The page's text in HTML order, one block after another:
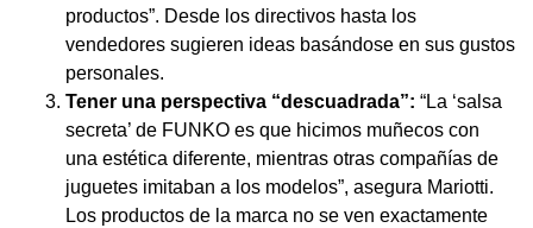
productos”. Desde los directivos hasta los
vendedores sugieren ideas basándose en sus gustos
personales.
Tener una perspectiva “descuadrada”: “La ‘salsa
secreta’ de FUNKO es que hicimos muñecos con
una estética diferente, mientras otras compañías de
juguetes imitaban a los modelos”, asegura Mariotti.
Los productos de la marca no se ven exactamente